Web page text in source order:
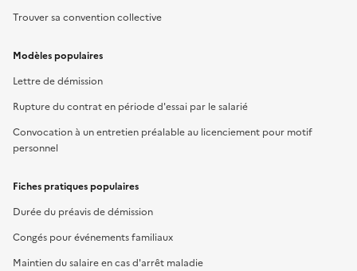
Trouver sa convention collective
Modèles populaires
Lettre de démission
Rupture du contrat en période d'essai par le salarié
Convocation à un entretien préalable au licenciement pour motif
personnel
Fiches pratiques populaires
Durée du préavis de démission
Congés pour événements familiaux
Maintien du salaire en cas d'arrêt maladie